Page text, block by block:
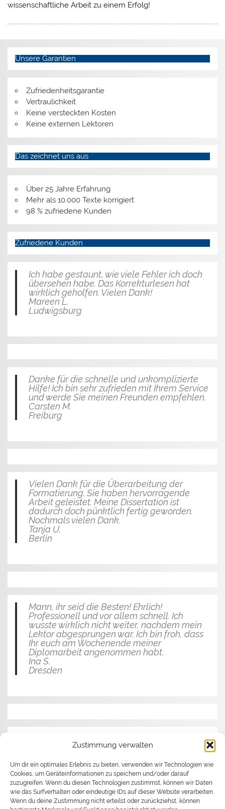
Zustimmung verwalten
Um dir ein optimales Erlebnis zu bieten, verwenden wir Technologien wie
Cookies, um Geräteinformationen zu speichern und/oder darauf
zuzugreifen. Wenn du diesen Technologien zustimmst, können wir Daten
wie das Surfverhalten oder eindeutige IDs auf dieser Website verarbeiten.
Wenn du deine Zustimmung nicht erteilst oder zurückziehst, können
wissenschaftliche Arbeit zu einem Erfolg!
Unsere Garantien
Zufriedenheitsgarantie
Vertraulichkeit
Keine versteckten Kosten
Keine externen Lektoren
Das zeichnet uns aus
Über 25 Jahre Erfahrung
Mehr als 10.000 Texte korrigiert
98 % zufriedene Kunden
Zufriedene Kunden
Ich habe gestaunt, wie viele Fehler ich doch
übersehen habe. Das Korrekturlesen hat
wirklich geholfen. Vielen Dank!
Mareen L.
Ludwigsburg
Danke für die schnelle und unkomplizierte
Hilfe! Ich bin sehr zufrieden mit Ihrem Service
und werde Sie meinen Freunden empfehlen.
Carsten M.
Freiburg
Vielen Dank für die Überarbeitung der
Formatierung. Sie haben hervorragende
Arbeit geleistet. Meine Dissertation ist
dadurch doch pünktlich fertig geworden.
Nochmals vielen Dank.
Tanja U.
Berlin
Mann, ihr seid die Besten! Ehrlich!
Professionell und vor allem schnell. Ich
wusste wirklich nicht weiter, nachdem mein
Lektor abgesprungen war. Ich bin froh, dass
Ihr euch am Wochenende meiner
Diplomarbeit angenommen habt.
Ina S.
Dresden
Erwartungen übertroffen. Der Termin wurde
Leistungs-Verhältnis stimmt.
Robert K.
Berlin